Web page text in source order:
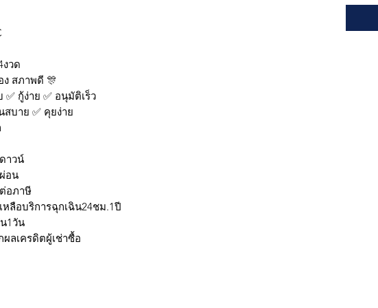
ร์ : M
งวด
สภาพดี 🎊
กู้ง่าย ✅ อนุมัติเร็ว
สบาย ✅ คุยง่าย
าวน์
อน
อภาษี
ลือบริการฉุกเฉิน24ชม.1ปี
1วัน
ลเครดิตผู้เช่าซื้อ